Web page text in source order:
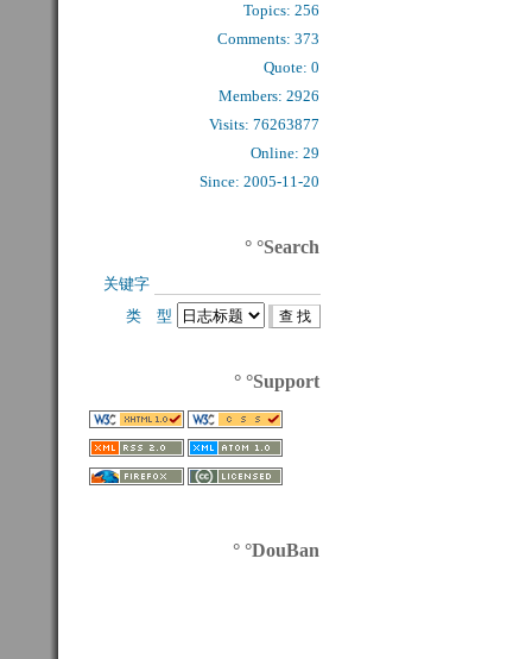
Topics:256
Comments: 373
Quote: 0
Members: 2926
Visits: 76263877
Online: 29
Since: 2005-11-20
° °Search
关键字
类 型
° °Support
° °DouBan